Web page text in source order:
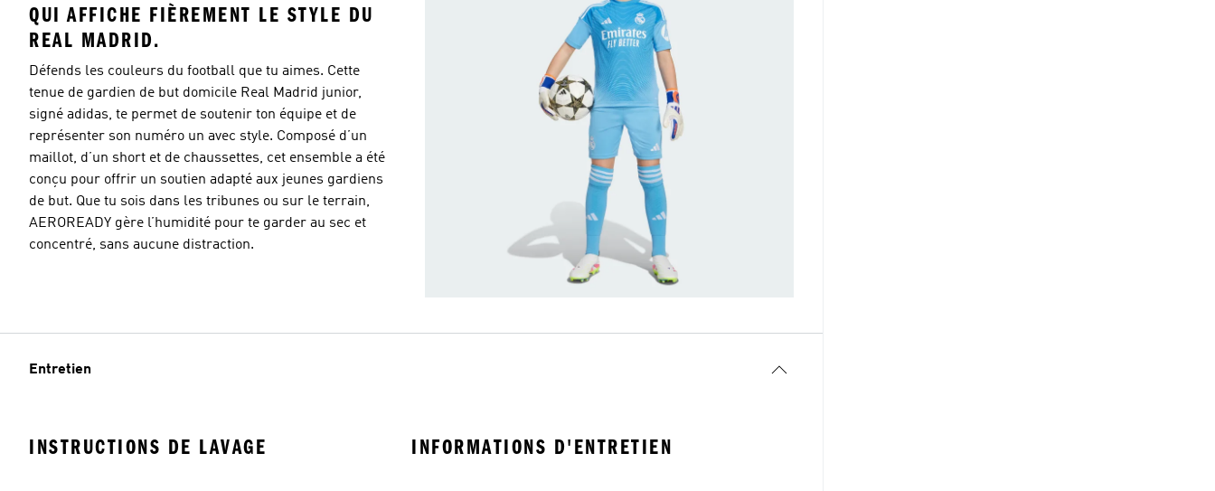
QUI AFFICHE FIÈREMENT LE STYLE DU
REAL MADRID.
Défends les couleurs du football que tu aimes. Cette
tenue de gardien de but domicile Real Madrid junior,
signé adidas, te permet de soutenir ton équipe et de
représenter son numéro un avec style. Composé d’un
maillot, d’un short et de chaussettes, cet ensemble a été
conçu pour offrir un soutien adapté aux jeunes gardiens
de but. Que tu sois dans les tribunes ou sur le terrain,
AEROREADY gère l’humidité pour te garder au sec et
concentré, sans aucune distraction.
Entretien
INSTRUCTIONS DE LAVAGE INFORMATIONS D'ENTRETIEN